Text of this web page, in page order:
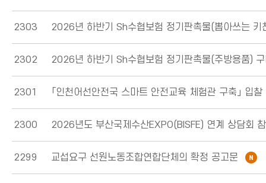
2303
2302
2301
2300
2299 교섭요구 선원노동조합연합단체의 확정 공고문